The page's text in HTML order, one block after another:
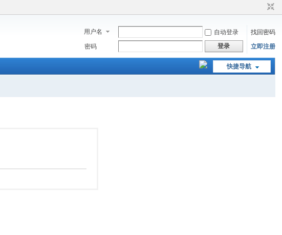
用户名 自动登录
找回密码
密码
登录 立即注册
快捷导航